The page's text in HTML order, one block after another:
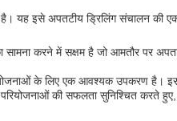
यह इसे अपतटीय ड्रिलिंग संचालन की
करने में सक्षम है जो आमतौर पर
के लिए एक आवश्यक उपकरण है।
की सफलता सुनिश्चित करते